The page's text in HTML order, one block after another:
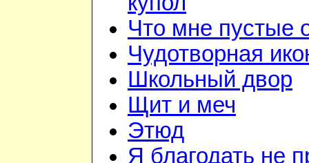
Что мне пустые
Чудотворная
Школьный двор
Щит и меч
Этюд
Я благодать не